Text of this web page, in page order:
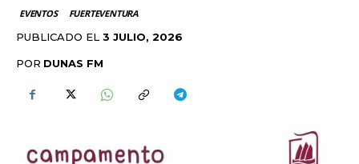
EVENTOS FUERTEVENTURA
PUBLICADO EL 3 JULIO, 2026
POR DUNAS FM